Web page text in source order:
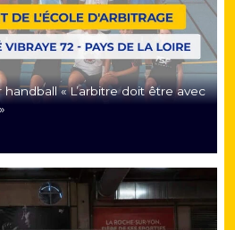
« L’arbitre doit être avec